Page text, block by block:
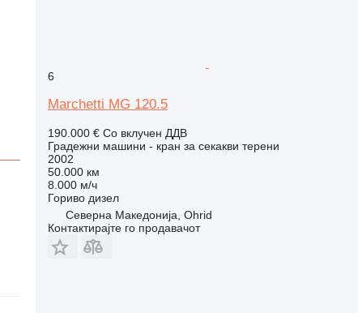
6
Marchetti MG 120.5
190.000 € Со вклучен ДДВ
Градежни машини - кран за секакви терени
2002
50.000 км
8.000 м/ч
Гориво дизел
Северна Македонија, Ohrid
Контактирајте го продавачот